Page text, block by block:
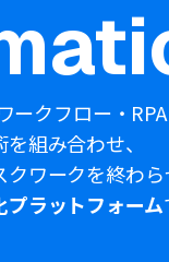
ークフロー・RPA
組み合わせ、
ワークを終わら
ラットフォーム